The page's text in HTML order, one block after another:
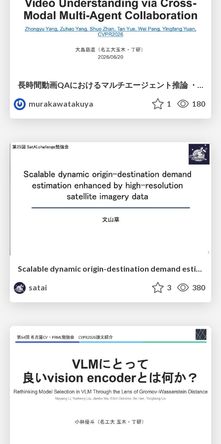
murakawatakuya
1 180
Scalable dynamic origin-destination demand estimation enhanced by high-resolution satellite imagery data
satai
3 380